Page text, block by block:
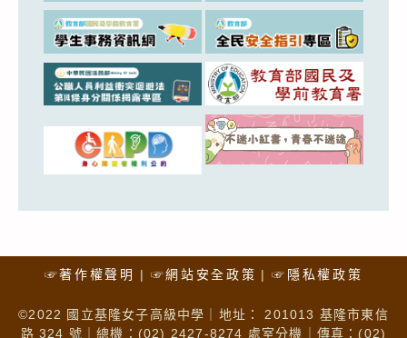
☞著作權聲明 ☞網站安全政策 ☞隱私權政策
©2022 國立基隆女子高級中學｜地址： 201013 基隆市東信
路 324 號｜總機：(02) 2427-8274 處室分機｜傳真：(02)